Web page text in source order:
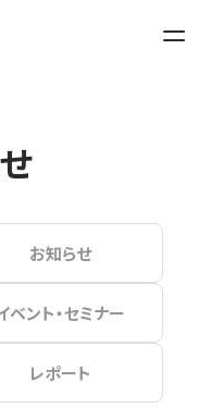
お知らせ
ベント・セミナー
レポート